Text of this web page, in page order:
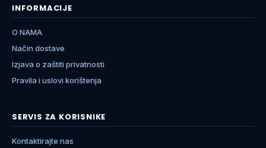
INFORMACIJE
O NAMA
Način dostave
Izjava o zaštiti privatnosti
Pravila i uslovi korištenja
SERVIS ZA KORISNIKE
Kontaktirajte nas